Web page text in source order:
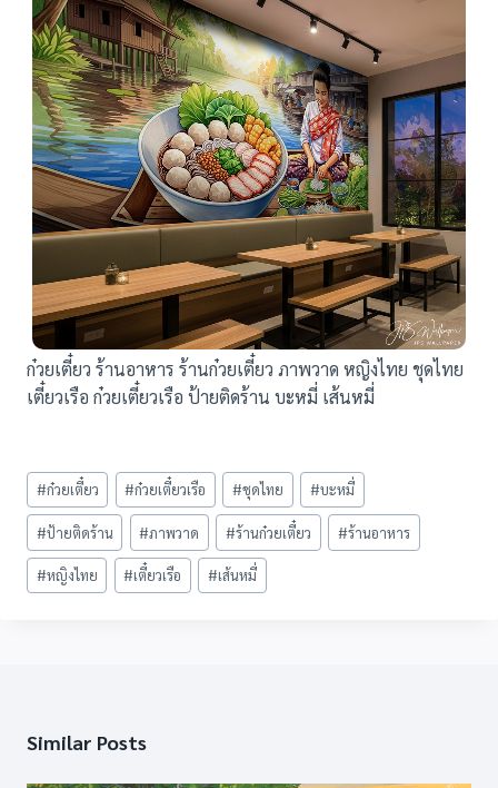
ก๋วยเตี๋ยว ร้านอาหาร ร้านก๋วยเตี๋ยว ภาพวาด หญิงไทย ชุดไทย
เตี๋ยวเรือ ก๋วยเตี๋ยวเรือ ป้ายติดร้าน บะหมี่ เส้นหมี่
Post
Tags:
#ก๋วยเตี๋ยว #ก๋วยเตี๋ยวเรือ #ชุดไทย #บะหมี่
#ป้ายติดร้าน #ภาพวาด #ร้านก๋วยเตี๋ยว #ร้านอาหาร
#หญิงไทย #เตี๋ยวเรือ #เส้นหมี่
Similar Posts